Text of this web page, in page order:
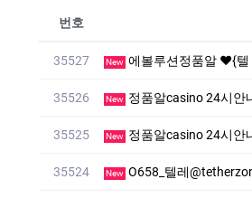
번호
35527 New 에볼루션정품알 ❤️{텔
35526 New 정품알casino 24시
35525 New 정품알casino 24시
35524 New O658_텔레